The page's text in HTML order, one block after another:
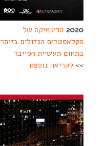
2020 הדינמיקה של
הקלאסטרים הגדולים ביותר
בתחום תעשיית הסייבר
>> לקריאה נוספת